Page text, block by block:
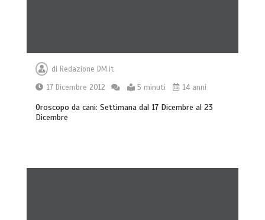
di Redazione DM.it
17 Dicembre 2012
5 minuti 14 anni
Oroscopo da cani: Settimana dal 17 Dicembre al 23
Dicembre